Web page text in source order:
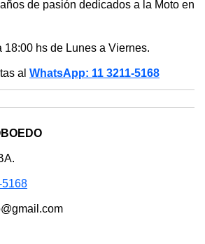
de pasión dedicados a la Moto en
18:00 hs de Lunes a Viernes.
al WhatsApp: 11 3211-5168
5168